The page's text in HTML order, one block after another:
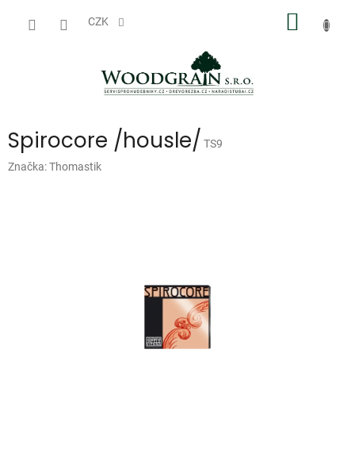
CZK
Spirocore /housle/ TS9
Značka:Thomastik